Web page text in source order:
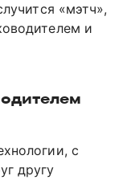
«мэтч»,
и
с
другу